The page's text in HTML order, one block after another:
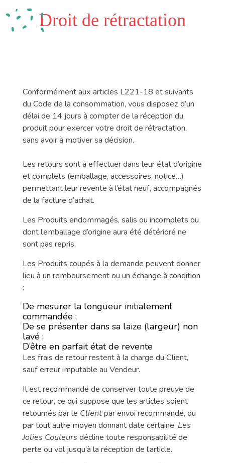
Droit de rétractation
Conformément aux articles L221-18 et suivants
du Code de la consommation, vous disposez d’un
délai de 14 jours à compter de la réception du
produit pour exercer votre droit de rétractation,
sans avoir à motiver sa décision.
Les retours sont à effectuer dans leur état d’origine
et complets (emballage, accessoires, notice…)
permettant leur revente à l’état neuf, accompagnés
de la facture d’achat.
Les Produits endommagés, salis ou incomplets ou
dont l’emballage d’origine aura été détérioré ne
sont pas repris.
Les Produits coupés à la demande peuvent donner
lieu à un remboursement ou un échange à condition
:
De mesurer la longueur initialement
commandée ;
De se présenter dans sa laize (largeur) non
lavé ;
D’être en parfait état de revente
Les frais de retour restent à la charge du Client,
sauf erreur imputable au Vendeur.
Il est recommandé de conserver toute preuve de
ce retour, ce qui suppose que les articles soient
retournés par le Clientpar envoi recommandé, ou
par tout autre moyen donnant date certaine. Les
Jolies Couleurs décline toute responsabilité de
perte ou vol jusqu’à la réception de l’article.